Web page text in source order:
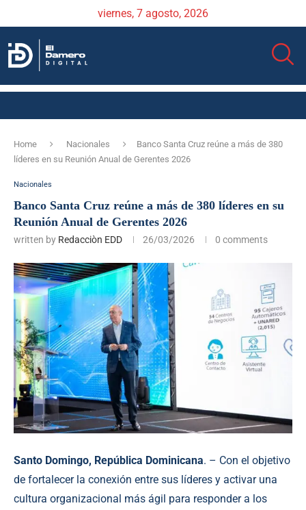
viernes, 7 agosto, 2026
Home Nacionales
Banco Santa Cruz reúne a más de 380
líderes en su Reunión Anual de Gerentes 2026
Nacionales
Banco Santa Cruz reúne a más de 380 líderes en su
Reunión Anual de Gerentes 2026
written by Redacciòn EDD 26/03/2026 0 comments
Santo Domingo, República Dominicana. – Con el objetivo
de fortalecer la conexión entre sus líderes y activar una
cultura organizacional más ágil para responder a los